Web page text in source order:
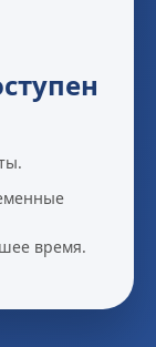
время.